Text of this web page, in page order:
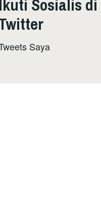
Ikuti Sosialis di
Saya